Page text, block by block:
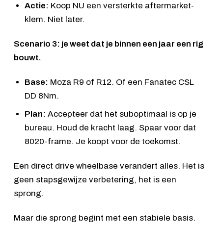
Actie: Koop NU een versterkte aftermarket-
klem. Niet later.
Scenario 3: je weet dat je binnen een jaar een rig
bouwt.
Base: Moza R9 of R12. Of een Fanatec CSL
DD 8Nm.
Plan: Accepteer dat het suboptimaal is op je
bureau. Houd de kracht laag. Spaar voor dat
8020-frame. Je koopt voor de toekomst.
Een direct drive wheelbase verandert alles. Het is
geen stapsgewijze verbetering, het is een
sprong.
Maar die sprong begint met een stabiele basis.